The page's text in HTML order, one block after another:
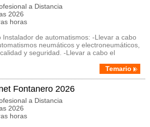
a Distancia
2026
horas
Instalador de automatismos: -Llevar a cabo
neumáticos y electroneumáticos,
y seguridad. -Llevar a cabo el
Temario
Fontanero 2026
a Distancia
2026
horas